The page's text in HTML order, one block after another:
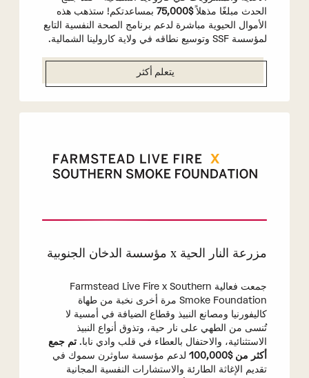
الحدث مبلغًا مذهلاً$75,000
بمساعدتكم! ستذهب هذه
الأموال الحيوية مباشرة لدعم برنامج الصحة النفسية التابع
لمؤسسة SSF وتوسيع نطاقه في ولاية كارولينا الشمالية.
يتعلم أكثر
مزرعة النار الحية x مؤسسة الدخان الجنوبية
جمعت فعالية Farmstead Live Fire x Southern
Smoke Foundation مرة أخرى نخبة من طهاة
كاليفورنيا ومصانع النبيذ وقطاع الضيافة في أمسية لا
تُنسى من الطهي على نار حية، وتذوق أنواع النبيذ
الاستثنائية، والاحتفال بالعطاء في قلب وادي نابا. تم جمع
أكثر من $100,000
لدعم مؤسسة ساوثرن سموك في
تقديم الإغاثة الطارئة والاستشارات النفسية المجانية